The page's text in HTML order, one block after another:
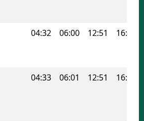
04:32 06:00 12:51 16:33
04:33 06:01 12:51 16:33